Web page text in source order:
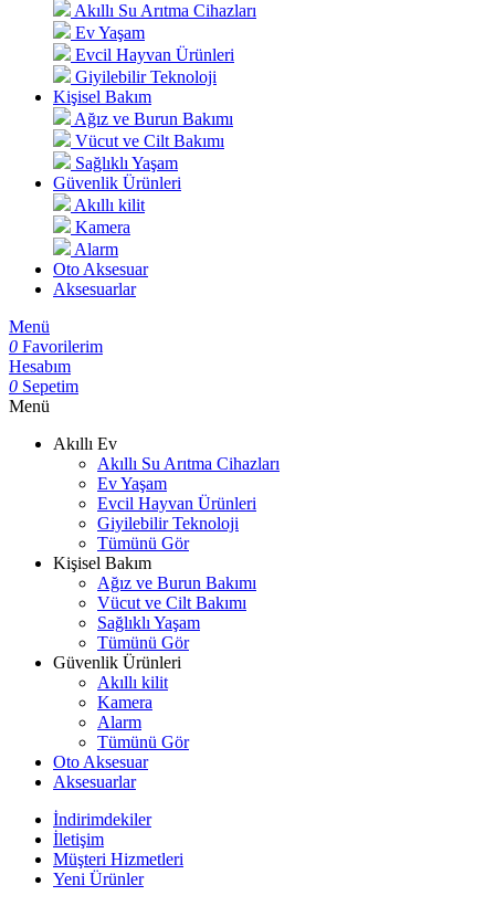
Akıllı Su Arıtma Cihazları
Ev Yaşam
Evcil Hayvan Ürünleri
Giyilebilir Teknoloji
Kişisel Bakım
Ağız ve Burun Bakımı
Vücut ve Cilt Bakımı
Sağlıklı Yaşam
Güvenlik Ürünleri
Akıllı kilit
Kamera
Alarm
Oto Aksesuar
Aksesuarlar
Menü
0 Favorilerim
Hesabım
0 Sepetim
Menü
Akıllı Ev
Akıllı Su Arıtma Cihazları
Ev Yaşam
Evcil Hayvan Ürünleri
Giyilebilir Teknoloji
Tümünü Gör
Kişisel Bakım
Ağız ve Burun Bakımı
Vücut ve Cilt Bakımı
Sağlıklı Yaşam
Tümünü Gör
Güvenlik Ürünleri
Akıllı kilit
Kamera
Alarm
Tümünü Gör
Oto Aksesuar
Aksesuarlar
İndirimdekiler
İletişim
Müşteri Hizmetleri
Yeni Ürünler